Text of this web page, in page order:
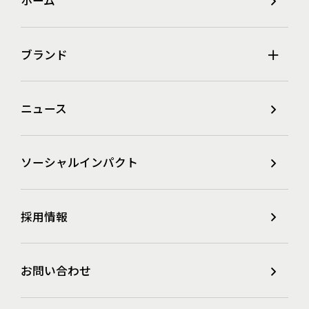
ブランド
ニュース
ソーシャルインパクト
採用情報
お問い合わせ